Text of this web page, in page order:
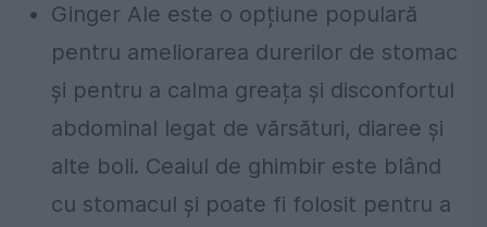
Ginger Ale este o opțiune populară
pentru ameliorarea durerilor de stomac
și pentru a calma greața și disconfortul
abdominal legat de vărsături, diaree și
alte boli. Ceaiul de ghimbir este blând
cu stomacul și poate fi folosit pentru a